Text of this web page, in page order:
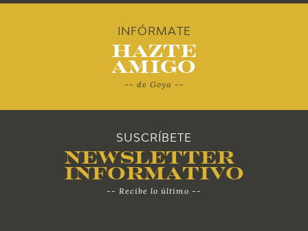
INFÓRMATE
Hazte
Amigo
-- de Goya --
SUSCRÍBETE
Newsletter
Informativo
-- Recibe lo último --